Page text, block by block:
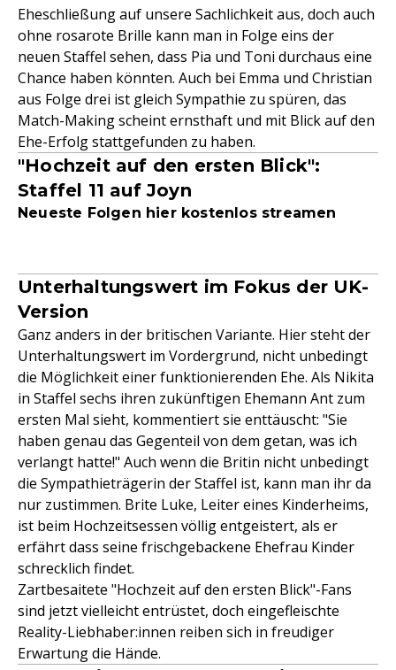
Eheschließung auf unsere Sachlichkeit aus, doch auch
ohne rosarote Brille kann man in Folge eins der
neuen Staffel sehen, dass Pia und Toni durchaus eine
Chance haben könnten. Auch bei Emma und Christian
aus Folge drei ist gleich Sympathie zu spüren, das
Match-Making scheint ernsthaft und mit Blick auf den
Ehe-Erfolg stattgefunden zu haben.
"Hochzeit auf den ersten Blick":
Staffel 11 auf Joyn
Neueste Folgen hier kostenlos streamen
Unterhaltungswert im Fokus der UK-
Version
Ganz anders in der britischen Variante. Hier steht der
Unterhaltungswert im Vordergrund, nicht unbedingt
die Möglichkeit einer funktionierenden Ehe. Als Nikita
in Staffel sechs ihren zukünftigen Ehemann Ant zum
ersten Mal sieht, kommentiert sie enttäuscht: "Sie
haben genau das Gegenteil von dem getan, was ich
verlangt hatte!" Auch wenn die Britin nicht unbedingt
die Sympathieträgerin der Staffel ist, kann man ihr da
nur zustimmen. Brite Luke, Leiter eines Kinderheims,
ist beim Hochzeitsessen völlig entgeistert, als er
erfährt dass seine frischgebackene Ehefrau Kinder
schrecklich findet.
Zartbesaitete "Hochzeit auf den ersten Blick"-Fans
sind jetzt vielleicht entrüstet, doch eingefleischte
Reality-Liebhaber:innen reiben sich in freudiger
Erwartung die Hände.